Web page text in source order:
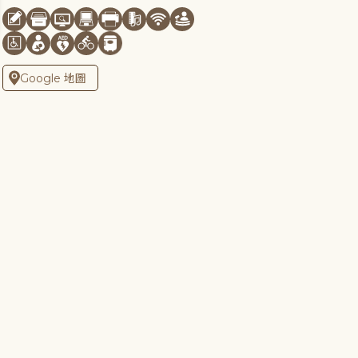
Google 地圖